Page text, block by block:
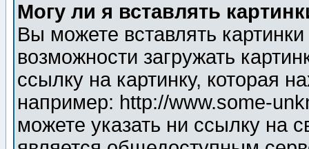
Могу ли я вставлять
Вы можете вставлять
возможности загружать
ссылку на картинку, которая
например: http://www.some-
можете указать ни ссылку на